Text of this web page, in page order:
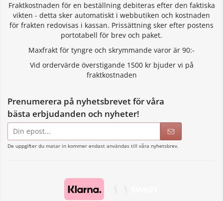
Fraktkostnaden för en beställning debiteras efter den faktiska
vikten - detta sker automatiskt i webbutiken och kostnaden
för frakten redovisas i kassan. Prissättning sker efter postens
portotabell för brev och paket.
Maxfrakt för tyngre och skrymmande varor är 90:-
Vid ordervärde överstigande 1500 kr bjuder vi på
fraktkostnaden
Prenumerera på nyhetsbrevet för våra
bästa erbjudanden och nyheter!
postadress
De uppgifter du matar in kommer endast användas till våra nyhetsbrev.